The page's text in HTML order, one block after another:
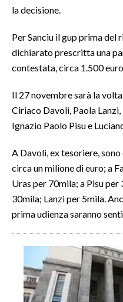
la decisione.
Per Sanciu il gup prima del
dichiarato prescritta una
contestata, circa 1.500 euro.
Il 27 novembre sarà la
Ciriaco Davoli, Paola
Ignazio Paolo Pisu e
A Davoli, ex tesoriere,
circa un milione di euro; a
Uras per 70mila; a Pisu
30mila; Lanzi per 5mila.
prima udienza saranno